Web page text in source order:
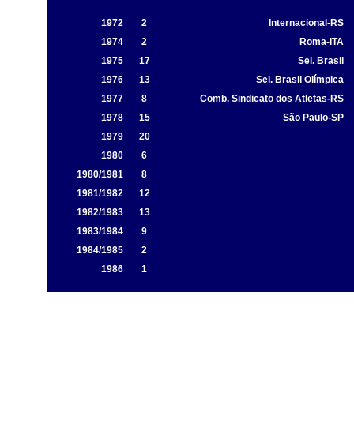
1972 2
Internacional-RS
1974
2
Roma-ITA
1975
17
Sel. Brasil
1976
13
Sel. Brasil Olímpica
1977
8
Comb. Sindicato dos Atletas-RS
1978
15
São Paulo-SP
1979
20
1980
6
1980/1981
8
1981/1982
12
1982/1983
13
1983/1984
9
1984/1985
2
1986
1